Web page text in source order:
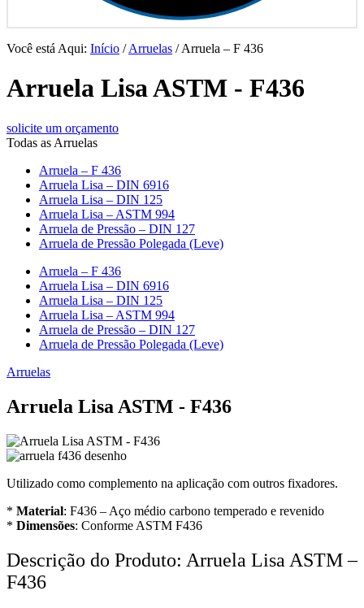
Você está Aqui: Início /Arruelas /Arruela – F 436
Arruela Lisa ASTM - F436
solicite um orçamento
Todas as Arruelas
Arruela – F 436
Arruela Lisa – DIN 6916
Arruela Lisa – DIN 125
Arruela Lisa – ASTM 994
Arruela de Pressão – DIN 127
Arruela de Pressão Polegada (Leve)
Arruela – F 436
Arruela Lisa – DIN 6916
Arruela Lisa – DIN 125
Arruela Lisa – ASTM 994
Arruela de Pressão – DIN 127
Arruela de Pressão Polegada (Leve)
Arruelas
Arruela Lisa ASTM - F436
Utilizado como complemento na aplicação com outros fixadores.
* Material: F436 – Aço médio carbono temperado e revenido
* Dimensões: Conforme ASTM F436
Descrição do Produto: Arruela Lisa ASTM –
F436